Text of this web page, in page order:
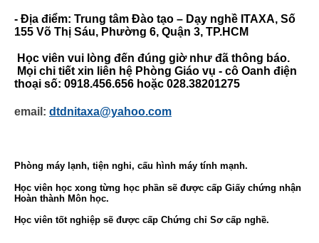
- Địa điểm: Trung tâm Đào tạo – Dạy nghề ITAXA, Số
155 Võ Thị Sáu, Phường 6, Quận 3, TP.HCM
Học viên vui lòng đến đúng giờ như đã thông báo.
Mọi chi tiết xin liên hệ Phòng Giáo vụ - cô Oanh điện
thoại số: 0918.456.656 hoặc 028.38201275
email: dtdnitaxa@yahoo.com
Phòng máy lạnh, tiện nghi, cấu hình máy tính mạnh.
Học viên học xong từng học phần sẽ được cấp Giấy chứng nhận
Hoàn thành Môn học.
Học viên tốt nghiệp sẽ được cấp Chứng chỉ Sơ cấp nghề.